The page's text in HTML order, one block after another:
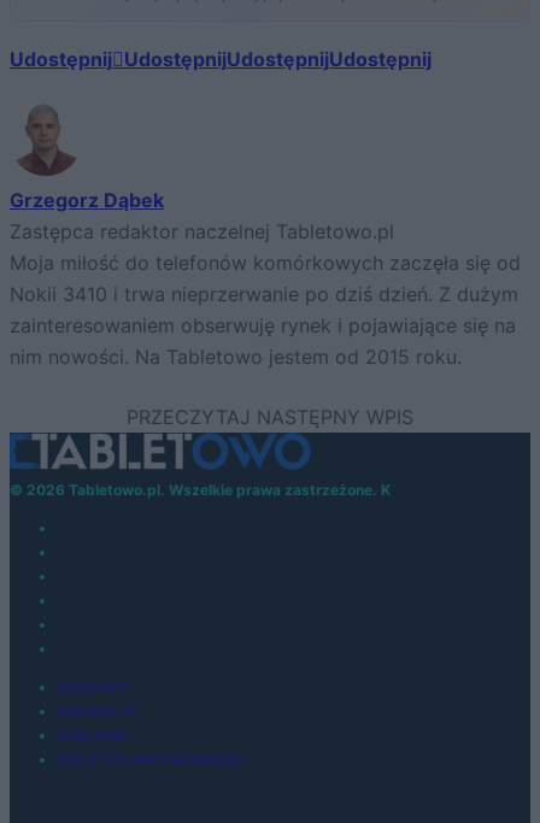
Udostępnij UdostępnijUdostępnijUdostępnij
Grzegorz Dąbek
Zastępca redaktor naczelnej Tabletowo.pl
Moja miłość do telefonów komórkowych zaczęła się od
Nokii 3410 i trwa nieprzerwanie po dziś dzień. Z dużym
zainteresowaniem obserwuję rynek i pojawiające się na
nim nowości. Na Tabletowo jestem od 2015 roku.
© 2026 Tabletowo.pl. Wszelkie prawa zastrzeżone. K
KONTAKT
REDAKCJA
REKLAMA
POLITYKA PRYWATNOŚCI